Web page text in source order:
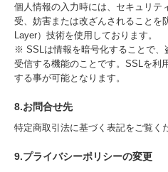
個人情報の入力時には、セキュリテ
受、妨害または改ざんされることを
Layer）技術を使用しております。
※ SSLは情報を暗号化することで、
受信する機能のことです。SSLを利
する事が可能となります。
8.お問合せ先
特定商取引法に基づく表記をご覧く
9.プライバシーポリシーの変更